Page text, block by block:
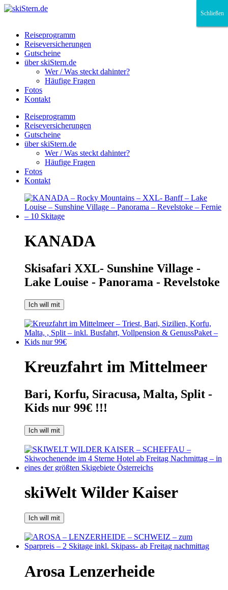
Reiseprogramm
Reiseversicherungen
Gutscheine
über skiStern.de
Wer / Was steckt dahinter?
Häufige Fragen
Fotos
Kontakt
Reiseprogramm
Reiseversicherungen
Gutscheine
über skiStern.de
Wer / Was steckt dahinter?
Häufige Fragen
Fotos
Kontakt
KANADA
Skisafari XXL- Sunshine Village -
Lake Louise - Panorama - Revelstoke
Ich will mit
Kreuzfahrt im Mittelmeer
Bari, Korfu, Siracusa, Malta, Split -
Kids nur 99€ !!!
Ich will mit
skiWelt Wilder Kaiser
Ich will mit
Arosa Lenzerheide
Schließen
Schließen
Schließen